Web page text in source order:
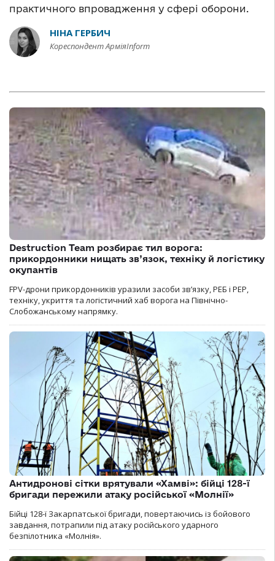
практичного впровадження у сфері оборони.
НІНА ГЕРБИЧ
Кореспондент АрміяInform
Destruction Team розбирає тил ворога:
прикордонники нищать зв’язок, техніку й логістику
окупантів
FPV-дрони прикордонників уразили засоби зв’язку, РЕБ і РЕР,
техніку, укриття та логістичний хаб ворога на Північно-
Слобожанському напрямку.
Антидронові сітки врятували «Хамві»: бійці 128-ї
бригади пережили атаку російської «Молнії»
Бійці 128-ї Закарпатської бригади, повертаючись із бойового
завдання, потрапили під атаку російського ударного
безпілотника «Молнія».